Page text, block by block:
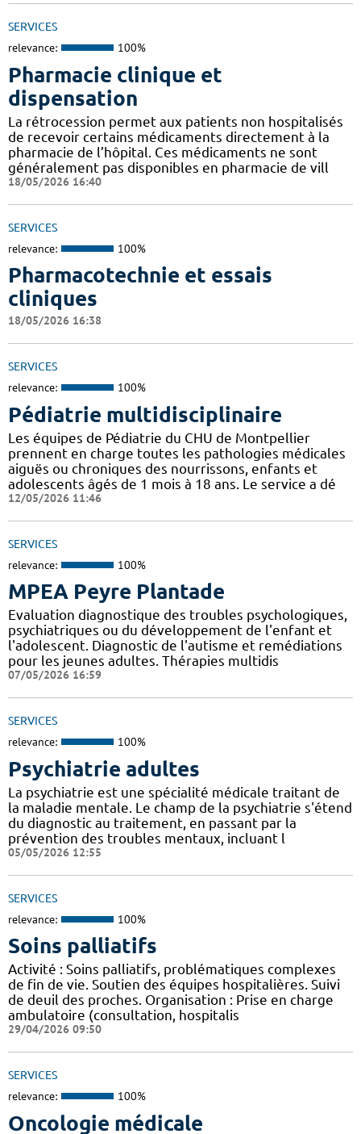
SERVICES
relevance: 100%
Pharmacie clinique et
dispensation
La rétrocession permet aux patients non hospitalisés
de recevoir certains médicaments directement à la
pharmacie de l’hôpital. Ces médicaments ne sont
généralement pas disponibles en pharmacie de vill
18/05/2026 16:40
SERVICES
relevance: 100%
Pharmacotechnie et essais
cliniques
18/05/2026 16:38
SERVICES
relevance: 100%
Pédiatrie multidisciplinaire
Les équipes de Pédiatrie du CHU de Montpellier
prennent en charge toutes les pathologies médicales
aiguës ou chroniques des nourrissons, enfants et
adolescents âgés de 1 mois à 18 ans. Le service a dé
12/05/2026 11:46
SERVICES
relevance: 100%
MPEA Peyre Plantade
Evaluation diagnostique des troubles psychologiques,
psychiatriques ou du développement de l'enfant et
l'adolescent. Diagnostic de l'autisme et remédiations
pour les jeunes adultes. Thérapies multidis
07/05/2026 16:59
SERVICES
relevance: 100%
Psychiatrie adultes
La psychiatrie est une spécialité médicale traitant de
la maladie mentale. Le champ de la psychiatrie s'étend
du diagnostic au traitement, en passant par la
prévention des troubles mentaux, incluant l
05/05/2026 12:55
SERVICES
relevance: 100%
Soins palliatifs
Activité : Soins palliatifs, problématiques complexes
de fin de vie. Soutien des équipes hospitalières. Suivi
de deuil des proches. Organisation : Prise en charge
ambulatoire (consultation, hospitalis
29/04/2026 09:50
SERVICES
relevance: 100%
Oncologie médicale